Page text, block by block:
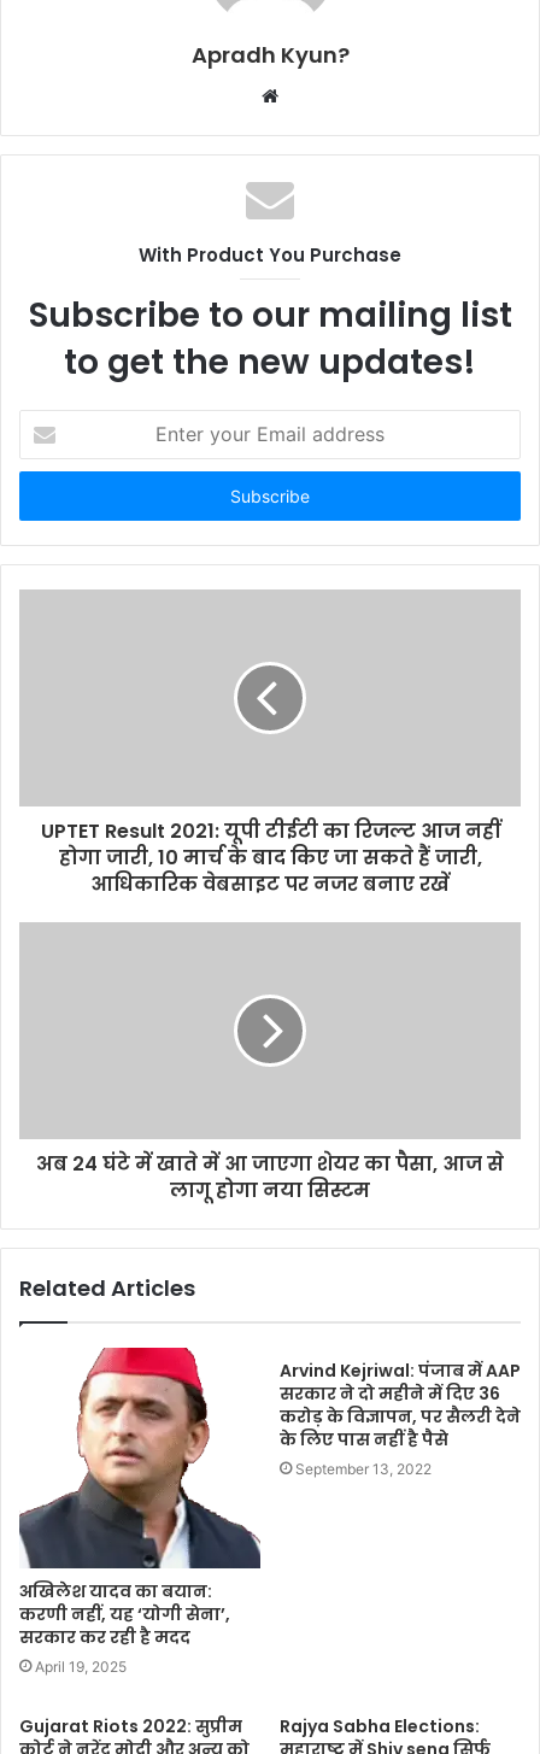
Apradh Kyun?
b
s
i
e
With Product You Purchase
Subscribe to our mailing list
to get the new updates!
t
r
y
s
UPTET Result 2021: यूपी टीईटी का रिजल्ट आज नहीं
होगा जारी, 10 मार्च के बाद किए जा सकते हैं जारी,
आधिकारिक वेबसाइट पर नजर बनाए रखें
अब 24 घंटे में खाते में आ जाएगा शेयर का पैसा, आज से
लागू होगा नया सिस्टम
Related Articles
अखिलेश यादव का बयान:
करणी नहीं, यह ‘योगी सेना’,
सरकार कर रही है मदद
April 19, 2025
Arvind Kejriwal: पंजाब में AAP
सरकार ने दो महीने में दिए 36
करोड़ के विज्ञापन, पर सैलरी देने
के लिए पास नहीं है पैसे
September 13, 2022
Gujarat Riots 2022: सुप्रीम
Rajya Sabha Elections: